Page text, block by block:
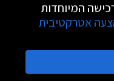
המיוחדות
אטרקטיבית